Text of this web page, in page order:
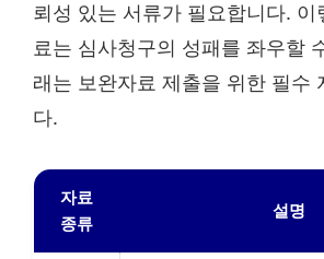
뢰성 있는 서류가 필요합니다. 이
료는 심사청구의 성패를 좌우할
래는 보완자료 제출을 위한 필수
다.
자료
종류
설명